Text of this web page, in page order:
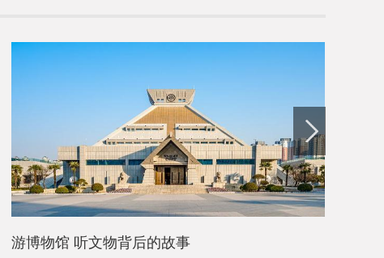
游博物馆 听文物背后的故事